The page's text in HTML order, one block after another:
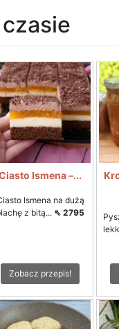
Ismena –...
Ismena na dużą
z bitą... ⇖ 2795
Zobacz przepis!